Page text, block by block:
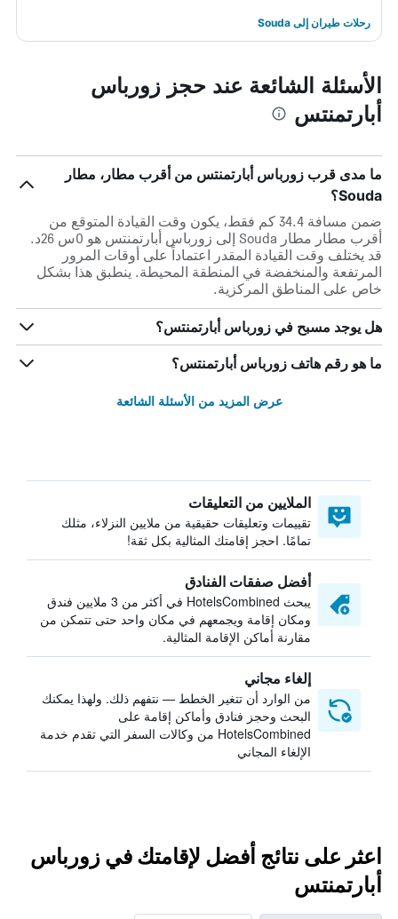
رحلات طيران إلى Souda
الأسئلة الشائعة عند حجز زورباس
أبارتمنتس
ما مدى قرب زورباس أبارتمنتس من أقرب مطار، مطار
Souda؟
ضمن مسافة 34.4 كم فقط، يكون وقت القيادة المتوقع من
أقرب مطار مطار Souda إلى زورباس أبارتمنتس هو 0س 26د.
قد يختلف وقت القيادة المقدر اعتماداً على أوقات المرور
المرتفعة والمنخفضة في المنطقة المحيطة. ينطبق هذا بشكل
خاص على المناطق المركزية.
هل يوجد مسبح في زورباس أبارتمنتس؟
ما هو رقم هاتف زورباس أبارتمنتس؟
عرض المزيد من الأسئلة الشائعة
الملايين من التعليقات
تقييمات وتعليقات حقيقية من ملايين النزلاء، مثلك
تمامًا. احجز إقامتك المثالية بكل ثقة!
أفضل صفقات الفنادق
يبحث HotelsCombined في أكثر من 3 ملايين فندق
ومكان إقامة ويجمعهم في مكان واحد حتى تتمكن من
مقارنة أماكن الإقامة المثالية.
إلغاء مجاني
من الوارد أن تتغير الخطط — نتفهم ذلك. ولهذا يمكنك
البحث وحجز فنادق وأماكن إقامة على
HotelsCombined من وكالات السفر التي تقدم خدمة
الإلغاء المجاني
اعثر على نتائج أفضل لإقامتك في زورباس
أبارتمنتس